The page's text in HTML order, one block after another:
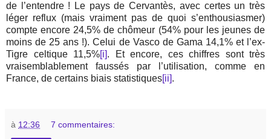
de l’entendre ! Le pays de Cervantès, avec certes un très
léger reflux (mais vraiment pas de quoi s’enthousiasmer)
compte encore 24,5% de chômeur (54% pour les jeunes de
moins de 25 ans !). Celui de Vasco de Gama 14,1% et l’ex-
Tigre celtique 11,5%[i]. Et encore, ces chiffres sont très
vraisemblablement faussés par l’utilisation, comme en
France, de certains biais statistiques[ii].
à 12:36 7 commentaires: